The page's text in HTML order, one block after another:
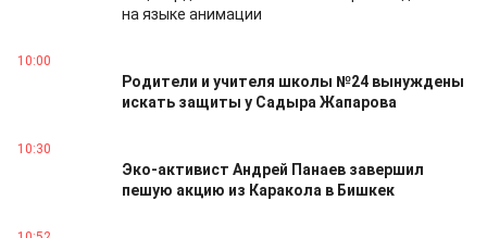
на языке анимации
10:00
Родители и учителя школы №24 вынуждены
искать защиты у Садыра Жапарова
10:30
Эко-активист Андрей Панаев завершил
пешую акцию из Каракола в Бишкек